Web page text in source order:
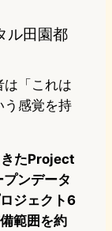
ル田園都
は「これは
う感覚を持
たProject
ンデータ
ジェクト6
範囲を約